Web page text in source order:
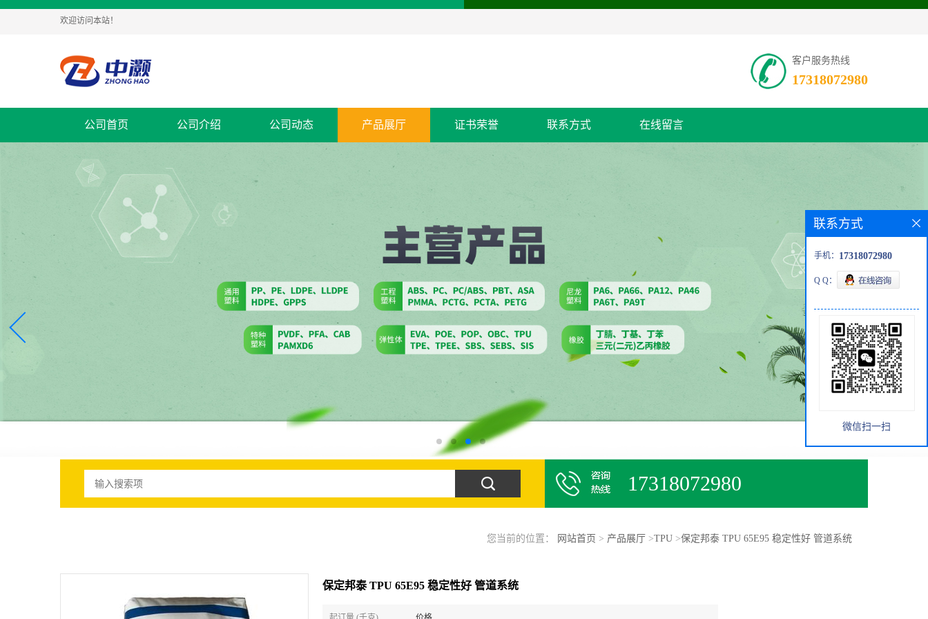
欢迎访问本站！
客户服务热线
17318072980
公司首页 公司介绍 公司动态 产品展厅 证书荣誉 联系方式 在线留言
17318072980
您当前的位置： 网站首页 > 产品展厅 >TPU>保定邦泰 TPU 65E95 稳定性好 管道系统
保定邦泰 TPU 65E95 稳定性好 管道系统
联系方式
手机： 17318072980
Q Q：
微信扫一扫